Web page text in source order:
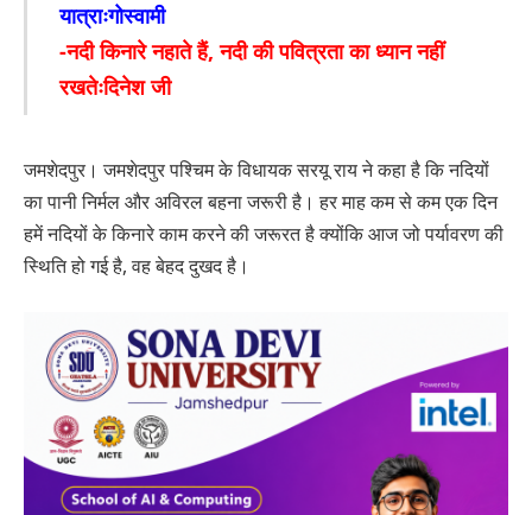
यात्राःगोस्वामी
-नदी किनारे नहाते हैं, नदी की पवित्रता का ध्यान नहीं
रखतेःदिनेश जी
जमशेदपुर। जमशेदपुर पश्चिम के विधायक सरयू राय ने कहा है कि नदियों
का पानी निर्मल और अविरल बहना जरूरी है। हर माह कम से कम एक दिन
हमें नदियों के किनारे काम करने की जरूरत है क्योंकि आज जो पर्यावरण की
स्थिति हो गई है, वह बेहद दुखद है।